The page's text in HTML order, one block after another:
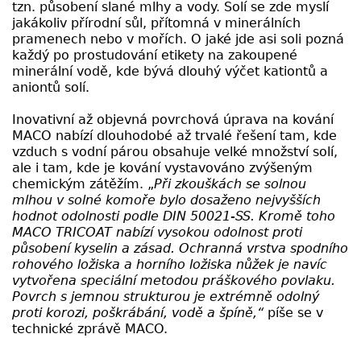
tzn. působení slané mlhy a vody. Solí se zde myslí
jakákoliv přírodní sůl, přítomná v minerálních
pramenech nebo v mořích. O jaké jde asi soli pozná
každý po prostudování etikety na zakoupené
minerální vodě, kde bývá dlouhý výčet kationtů a
aniontů solí.
Inovativní až objevná povrchová úprava na kování
MACO nabízí dlouhodobé až trvalé řešení tam, kde
vzduch s vodní párou obsahuje velké množství solí,
ale i tam, kde je kování vystavováno zvýšeným
chemickým zátěžím. „Při zkouškách se solnou
mlhou v solné komoře bylo dosaženo nejvyšších
hodnot odolnosti podle DIN 50021-SS. Kromě toho
MACO TRICOAT nabízí vysokou odolnost proti
působení kyselin a zásad. Ochranná vrstva spodního
rohového ložiska a horního ložiska nůžek je navíc
vytvořena speciální metodou práškového povlaku.
Povrch s jemnou strukturou je extrémně odolný
proti korozi, poškrábání, vodě a špíně,“píše se v
technické zprávě MACO.